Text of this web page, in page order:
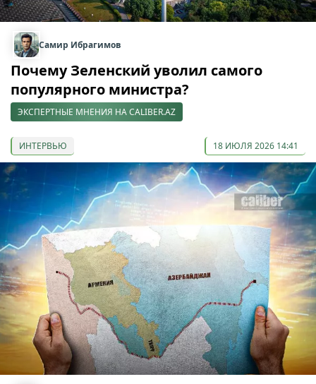
Самир Ибрагимов
Почему Зеленский уволил самого
популярного министра?
ЭКСПЕРТНЫЕ МНЕНИЯ НА CALIBER.AZ
ИНТЕРВЬЮ 18 ИЮЛЯ 2026 14:41